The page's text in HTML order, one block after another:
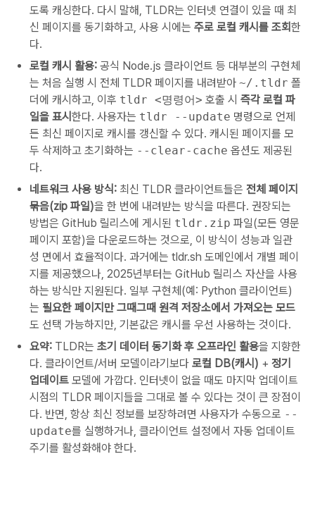
도록 캐싱한다. 다시 말해, TLDR는 인터넷 연결이 있을 때 최
신 페이지를 동기화하고, 사용 시에는 주로 로컬 캐시를 조회한
다.
로컬 캐시 활용: 공식 Node.js 클라이언트 등 대부분의 구현체
는 처음 실행 시 전체 TLDR 페이지를 내려받아 ~/.tldr 폴
더에 캐시하고, 이후 tldr <명령어> 호출 시 즉각 로컬 파
일을 표시 한다. 사용자는 tldr --update 명령으로 언제
든 최신 페이지로 캐시를 갱신할 수 있다. 캐시된 페이지를 모
두 삭제하고 초기화하는 --clear-cache 옵션도 제공된
다.
네트워크 사용 방식: 최신 TLDR 클라이언트들은 전체 페이지
묶음(zip 파일)을 한 번에 내려받는 방식을 따른다. 권장되는
방법은 GitHub 릴리스에 게시된 tldr.zip 파일(모든 영문
페이지 포함)을 다운로드하는 것으로, 이 방식이 성능과 일관
성 면에서 효율적이다. 과거에는 tldr.sh 도메인에서 개별 페이
지를 제공했으나, 2025년부터는 GitHub 릴리스 자산을 사용
하는 방식만 지원된다. 일부 구현체(예: Python 클라이언트)
는 필요한 페이지만 그때그때 원격 저장소에서 가져오는 모드
도 선택 가능하지만, 기본값은 캐시를 우선 사용하는 것이다.
요약: TLDR는 초기 데이터 동기화 후 오프라인 활용을 지향한
다. 클라이언트/서버 모델이라기보다 로컬 DB(캐시) + 정기
업데이트 모델에 가깝다. 인터넷이 없을 때도 마지막 업데이트
시점의 TLDR 페이지들을 그대로 볼 수 있다는 것이 큰 장점이
다. 반면, 항상 최신 정보를 보장하려면 사용자가 수동으로 --
update를 실행하거나, 클라이언트 설정에서 자동 업데이트
주기를 활성화해야 한다.